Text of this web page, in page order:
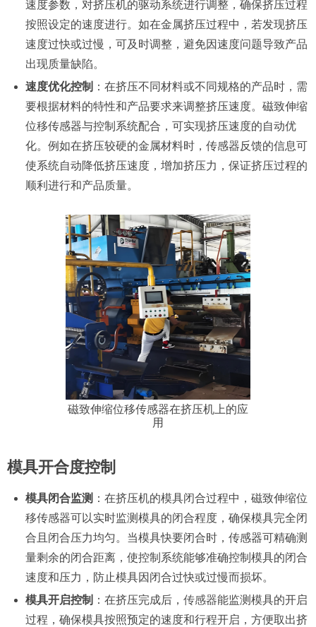
速度参数，对挤压机的驱动系统进行调整，确保挤压过程
按照设定的速度进行。如在金属挤压过程中，若发现挤压
速度过快或过慢，可及时调整，避免因速度问题导致产品
出现质量缺陷。
速度优化控制 ：在挤压不同材料或不同规格的产品时，需
要根据材料的特性和产品要求来调整挤压速度。磁致伸缩
位移传感器与控制系统配合，可实现挤压速度的自动优
化。例如在挤压较硬的金属材料时，传感器反馈的信息可
使系统自动降低挤压速度，增加挤压力，保证挤压过程的
顺利进行和产品质量。
磁致伸缩位移传感器在挤压机上的应
用
模具开合度控制
模具闭合监测 ：在挤压机的模具闭合过程中，磁致伸缩位
移传感器可以实时监测模具的闭合程度，确保模具完全闭
合且闭合压力均匀。当模具快要闭合时，传感器可精确测
量剩余的闭合距离，使控制系统能够准确控制模具的闭合
速度和压力，防止模具因闭合过快或过慢而损坏。
模具开启控制 ：在挤压完成后， 传感器能监测模具的开启
过程，确保模具按照预定的速度和行程开启，方便取出挤